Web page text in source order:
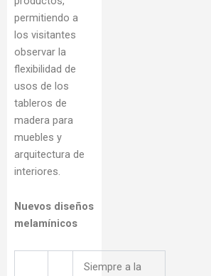
permitiendo a
los visitantes
observar la
flexibilidad de
usos de los
tableros de
madera para
muebles y
arquitectura de
interiores.
Nuevos diseños
melamínicos
Siempre a la